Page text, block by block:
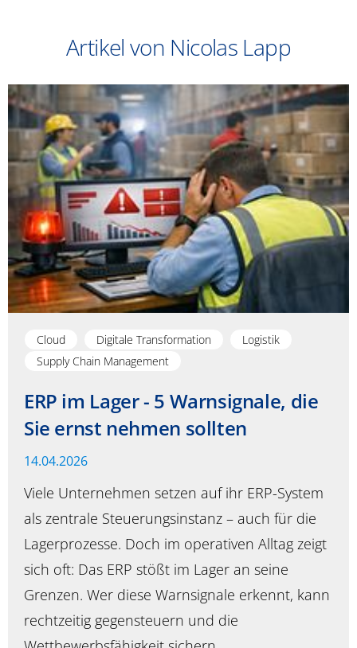
Artikel von Nicolas Lapp
Cloud Digitale Transformation
Logistik
Supply Chain Management
ERP im Lager - 5 Warnsignale, die
Sie ernst nehmen sollten
14.04.2026
Viele Unternehmen setzen auf ihr ERP-System
als zentrale Steuerungsinstanz – auch für die
Lagerprozesse. Doch im operativen Alltag zeigt
sich oft: Das ERP stößt im Lager an seine
Grenzen. Wer diese Warnsignale erkennt, kann
rechtzeitig gegensteuern und die